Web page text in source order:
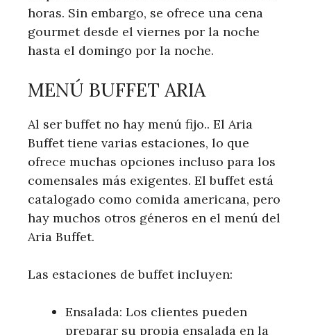
horas. Sin embargo, se ofrece una cena
gourmet desde el viernes por la noche
hasta el domingo por la noche.
MENÚ BUFFET ARIA
Al ser buffet no hay menú fijo.. El Aria
Buffet tiene varias estaciones, lo que
ofrece muchas opciones incluso para los
comensales más exigentes. El buffet está
catalogado como comida americana, pero
hay muchos otros géneros en el menú del
Aria Buffet.
Las estaciones de buffet incluyen:
Ensalada: Los clientes pueden
preparar su propia ensalada en la